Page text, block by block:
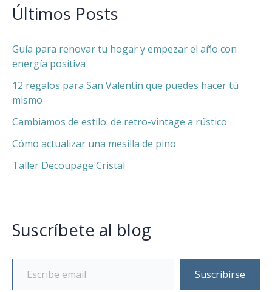
Últimos Posts
Guía para renovar tu hogar y empezar el año con
energía positiva
12 regalos para San Valentín que puedes hacer tú
mismo
Cambiamos de estilo: de retro-vintage a rústico
Cómo actualizar una mesilla de pino
Taller Decoupage Cristal
Suscríbete al blog
Suscribirse